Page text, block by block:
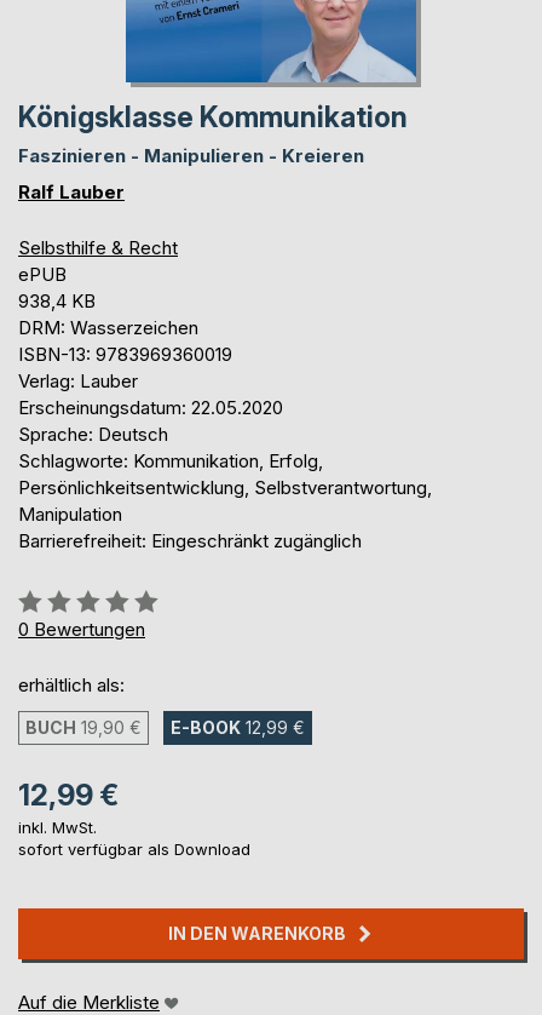
Königsklasse Kommunikation
Faszinieren - Manipulieren - Kreieren
Ralf Lauber
Selbsthilfe & Recht
ePUB
938,4 KB
DRM: Wasserzeichen
ISBN-13: 9783969360019
Verlag: Lauber
Erscheinungsdatum: 22.05.2020
Sprache: Deutsch
Schlagworte: Kommunikation, Erfolg,
Persönlichkeitsentwicklung, Selbstverantwortung,
Manipulation
Barrierefreiheit: Eingeschränkt zugänglich
Bewertung::
0%
0 Bewertungen
erhältlich als:
BUCH 19,90 € E-BOOK 12,99 €
12,99 €
inkl. MwSt.
sofort verfügbar als Download
IN DEN WARENKORB
Auf die Merkliste